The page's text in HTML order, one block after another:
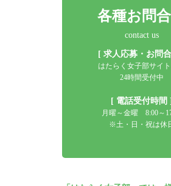
各種お問
contact us
[ 求人応募・お問
はたらく女子部サイ
24時間受付中
[ 電話受付時間 ]
月曜～金曜 8:00～
※土・日・祝は休